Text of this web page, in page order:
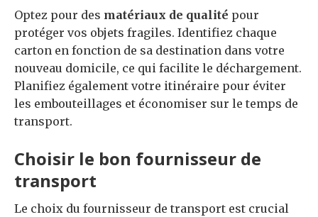
Optez pour des matériaux de qualité pour
protéger vos objets fragiles. Identifiez chaque
carton en fonction de sa destination dans votre
nouveau domicile, ce qui facilite le déchargement.
Planifiez également votre itinéraire pour éviter
les embouteillages et économiser sur le temps de
transport.
Choisir le bon fournisseur de
transport
Le choix du fournisseur de transport est crucial